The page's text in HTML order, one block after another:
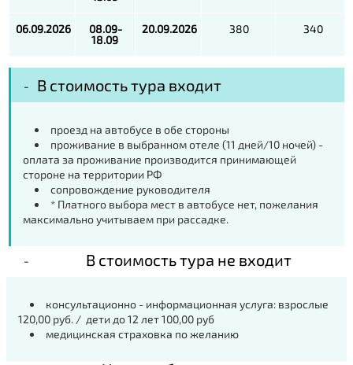
06.09.2026
08.09-
18.09
20.09.2026 380 340
В стоимость тура входит
проезд на автобусе в обе стороны
проживание в выбранном отеле (11 дней/10 ночей) -
оплата за проживание производится принимающей
стороне на территории РФ
сопровождение руководителя
* Платного выбора мест в автобусе нет, пожелания
максимально учитываем при рассадке.
В стоимость тура не входит
консультационно - информационная услуга: взрослые
120,00 руб. / дети до 12 лет 100,00 руб
медицинская страховка по желанию